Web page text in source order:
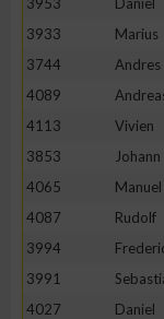
3933
Marius
3744
Andres
4089
4113
Vivien
3853
Johann
4065
Manuel
4087
Rudolf
3994
3991
4027
Daniel
Erstellung von
Messung der
Messung der
Analyse von